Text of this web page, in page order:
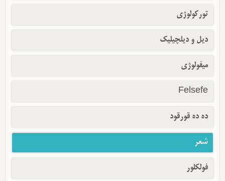
تورکولوژی
دیل و دیلچیلیک
میفولوژی
Felsefe
ده ده قورقود
شعر
فولکلور